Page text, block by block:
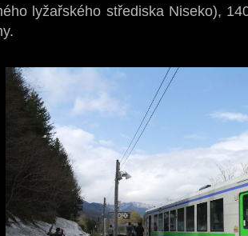
lyžařského střediska Niseko),